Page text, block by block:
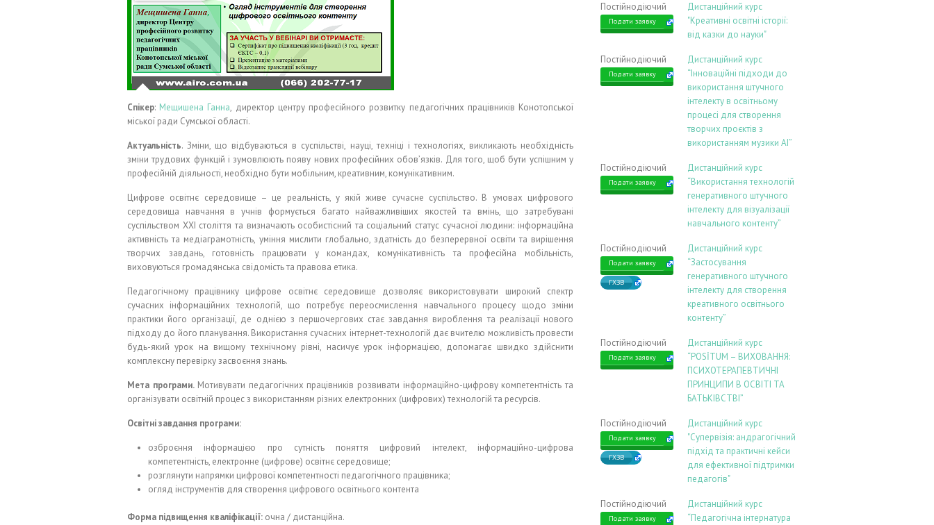
Спікер: Мещишена Ганна, директор центру професійного розвитку педагогічних працівників Конотопської
міської ради Сумської області.
Актуальність. Зміни, що відбуваються в суспільстві, науці, техніці і технологіях, викликають необхідність
зміни трудових функцій і зумовлюють появу нових професійних обов’язків. Для того, щоб бути успішним у
професійній діяльності, необхідно бути мобільним, креативним, комунікативним.
Цифрове освітнє середовище – це реальність, у якій живе сучасне суспільство. В умовах цифрового
середовища навчання в учнів формується багато найважливіших якостей та вмінь, що затребувані
суспільством XXI століття та визначають особистісний та соціальний статус сучасної людини: інформаційна
активність та медіаграмотність, уміння мислити глобально, здатність до безперервної освіти та вирішення
творчих завдань, готовність працювати у командах, комунікативність та професійна мобільність,
виховуються громадянська свідомість та правова етика.
Педагогічному працівнику цифрове освітнє середовище дозволяє використовувати широкий спектр
сучасних інформаційних технологій, що потребує переосмислення навчального процесу щодо зміни
практики його організації, де однією з першочергових стає завдання вироблення та реалізації нового
підходу до його планування. Використання сучасних інтернет-технологій дає вчителю можливість провести
будь-який урок на вищому технічному рівні, насичує урок інформацією, допомагає швидко здійснити
комплексну перевірку засвоєння знань.
Мета програми.Мотивувати педагогічних працівників розвивати інформаційно-цифрову компетентність та
організувати освітній процес з використанням різних електронних (цифрових) технологій та ресурсів.
Освітні завдання програми:
озброєння інформацією про сутність поняття цифровий інтелект, інформаційно-цифрова
компетентність, електронне (цифрове) освітнє середовище;
розглянути напрямки цифрової компетентності педагогічного працівника;
огляд інструментів для створення цифрового освітнього контента
Форма підвищення кваліфікації: очна / дистанційна.
Постійнодіючий
Подати заявку
Дистанційний курс
"Креативні освітні історії:
від казки до науки"
Постійнодіючий
Подати заявку
Дистанційний курс
“Інноваційні підходи до
використання штучного
інтелекту в освітньому
процесі для створення
творчих проєктів з
використанням музики АІ”
Постійнодіючий
Подати заявку
Дистанційний курс
“Використання технологій
генеративного штучного
інтелекту для візуалізації
навчального контенту”
Постійнодіючий
Подати заявку
ГХЗВ
Дистанційний курс
“Застосування
генеративного штучного
інтелекту для створення
креативного освітнього
контенту”
Постійнодіючий
Подати заявку
Дистанційний курс
“POSİTUM – ВИХОВАННЯ:
ПСИХОТЕРАПЕВТИЧНІ
ПРИНЦИПИ В ОСВІТІ ТА
БАТЬКІВСТВІ”
Постійнодіючий
Подати заявку
ГХЗВ
Дистанційний курс
"Супервізія: андрагогічний
підхід та практичні кейси
для ефективної підтримки
педагогів"
Постійнодіючий
Подати заявку
Дистанційний курс
“Педагогічна інтернатура